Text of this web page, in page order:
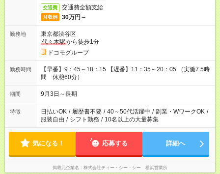
交通費 交通費全額支給
月収例 30万円～
勤務地
東京都渋谷区
代々木駅から徒歩1分
ドコモグループ
勤務時間
【早番】9：45～18：15 【遅番】11：35～20：05 （実働7.5時
間 休憩60分）
期間 9月3日～長期
特徴 日払いOK / 履歴書不要 / 40～50代活躍中 / 副業・WワークOK /
服装自由 / シフト勤務 / 10名以上の大量募集
気になる！ 応募する 詳細へ
掲載元企業名 株式会社ティー・シー・シー 横浜営業所